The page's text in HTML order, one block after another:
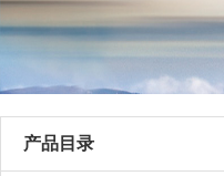
产品目录